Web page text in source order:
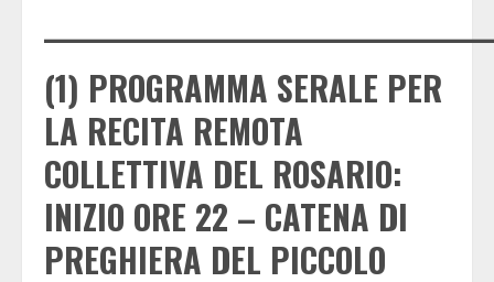
(1) PROGRAMMA SERALE PER
LA RECITA REMOTA
COLLETTIVA DEL ROSARIO:
INIZIO ORE 22 – CATENA DI
PREGHIERA DEL PICCOLO